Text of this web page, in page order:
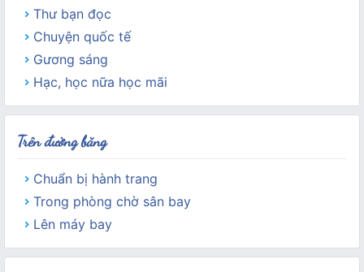
Thư bạn đọc
Chuyện quốc tế
Gương sáng
Hạc, học nữa học mãi
Trên đường băng
Chuẩn bị hành trang
Trong phòng chờ sân bay
Lên máy bay